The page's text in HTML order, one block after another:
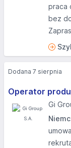
praca
bez
Operator
Gi
Dodana 7 sierpnia